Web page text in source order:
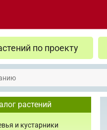
по проекту
растений
и кустарники